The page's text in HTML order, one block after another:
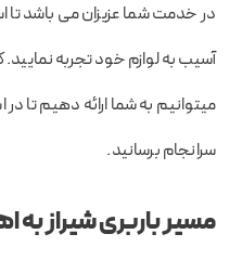
در خدمت شما عزیزان می باشد تا
آسیب به لوازم خود تجربه نمایید.
میتوانیم به شما ارائه دهیم تا
سرانجام برسانید.
مسیر باربری شیراز به